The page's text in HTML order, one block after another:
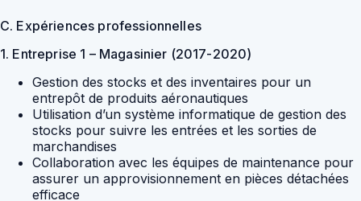
C. Expériences professionnelles
1. Entreprise 1 – Magasinier (2017-2020)
Gestion des stocks et des inventaires pour un
entrepôt de produits aéronautiques
Utilisation d’un système informatique de gestion des
stocks pour suivre les entrées et les sorties de
marchandises
Collaboration avec les équipes de maintenance pour
assurer un approvisionnement en pièces détachées
efficace